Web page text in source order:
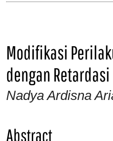
Modifikasi
dengan
Nadya Ardisna
Abstract